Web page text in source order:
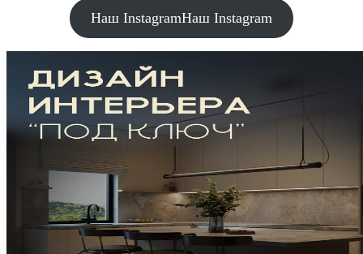
Наш InstagramНаш Instagram